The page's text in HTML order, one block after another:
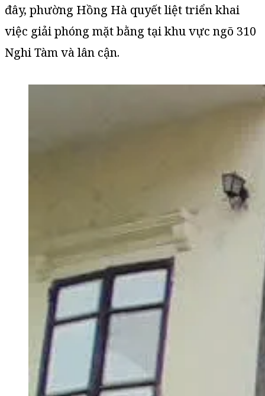
đây, phường Hồng Hà quyết liệt triển khai
việc giải phóng mặt bằng tại khu vực ngõ 310
Nghi Tàm và lân cận.